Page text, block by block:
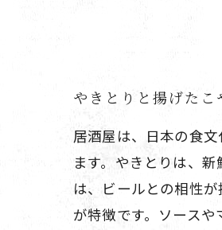
やきとりと揚げたこ
居酒屋は、日本の食
ます。やきとりは、
は、ビールとの相性
が特徴です。ソース